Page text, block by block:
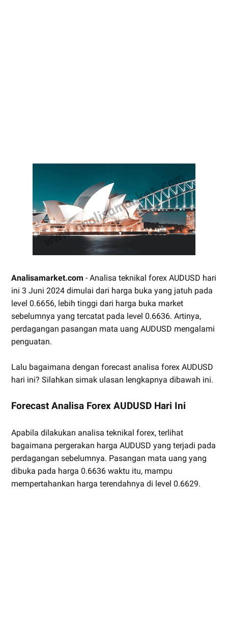
Analisamarket.com - Analisa teknikal forex AUDUSD hari
ini 3 Juni 2024 dimulai dari harga buka yang jatuh pada
level 0.6656, lebih tinggi dari harga buka market
sebelumnya yang tercatat pada level 0.6636. Artinya,
perdagangan pasangan mata uang AUDUSD mengalami
penguatan.
Lalu bagaimana dengan forecast analisa forex AUDUSD
hari ini? Silahkan simak ulasan lengkapnya dibawah ini.
Forecast Analisa Forex AUDUSD Hari Ini
Apabila dilakukan analisa teknikal forex, terlihat
bagaimana pergerakan harga AUDUSD yang terjadi pada
perdagangan sebelumnya. Pasangan mata uang yang
dibuka pada harga 0.6636 waktu itu, mampu
mempertahankan harga terendahnya di level 0.6629.